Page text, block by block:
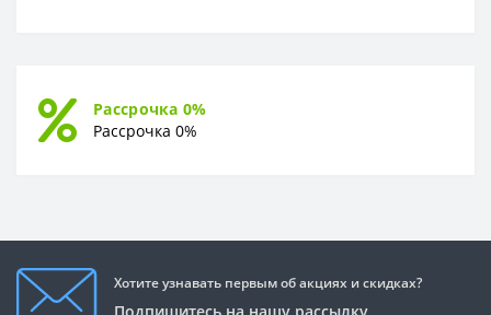
Рассрочка 0%
Рассрочка 0%
Хотите узнавать первым об акциях и скидках?